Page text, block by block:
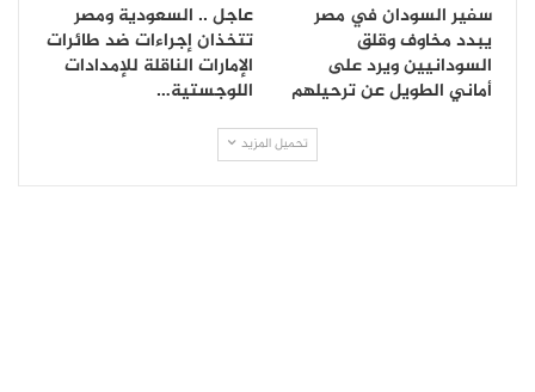
سفير السودان في مصر
يبدد مخاوف وقلق
السودانيين ويرد على
أماني الطويل عن ترحيلهم
عاجل .. السعودية ومصر
تتخذان إجراءات ضد طائرات
الإمارات الناقلة للإمدادات
اللوجستية…
تحميل المزيد